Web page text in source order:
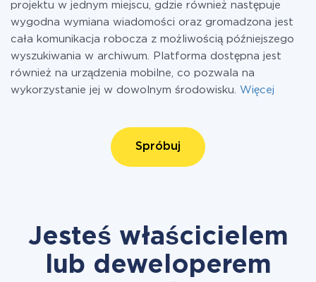
projektu w jednym miejscu, gdzie również następuje
wygodna wymiana wiadomości oraz gromadzona jest
cała komunikacja robocza z możliwością późniejszego
wyszukiwania w archiwum. Platforma dostępna jest
również na urządzenia mobilne, co pozwala na
wykorzystanie jej w dowolnym środowisku. Więcej
Spróbuj
Jesteś właścicielem
lub deweloperem